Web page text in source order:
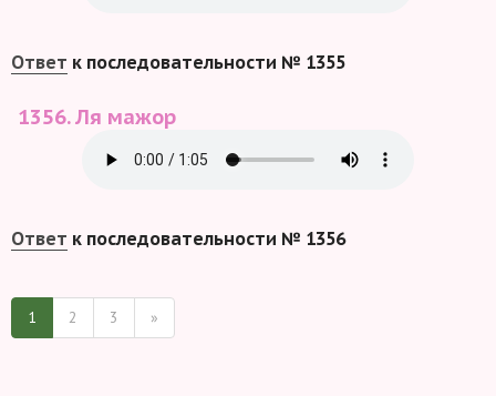
Ответ к последовательности № 1355
1356. Ля мажор
Ответ к последовательности № 1356
1 2 3 »